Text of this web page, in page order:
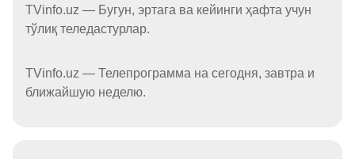
TVinfo.uz — Бугун, эртага ва кейинги ҳафта учун
тўлиқ теледастурлар.
TVinfo.uz — Телепрограмма на сегодня, завтра и
ближайшую неделю.